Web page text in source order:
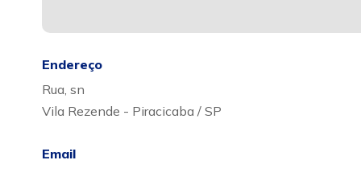
Endereço
Rua, sn
Vila Rezende - Piracicaba / SP
Email